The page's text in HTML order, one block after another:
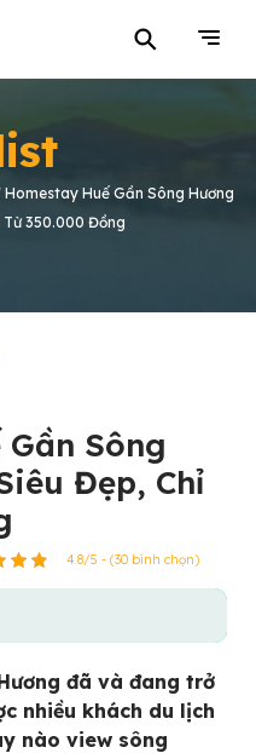
⚲
Homestay Huế Gần Sông Hương
Từ 350.000 Đồng
Sông
Đẹp, Chỉ
4.8/5 - (30 bình chọn)
đã và đang trở
nhiều khách du lịch
nào view sông